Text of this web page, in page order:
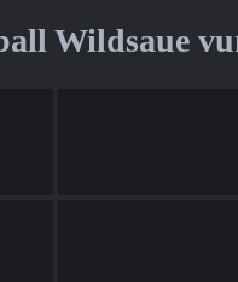
Wildsaue